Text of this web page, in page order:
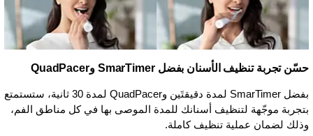
حسّن تجربة تنظيف الأسنان بفضل SmarTimer وQuadPacer
بفضل SmarTimer لمدة دقيقتَين وQuadPacer لمدة 30 ثانية، ستستمتع
بتجربة موجّهة لتنظيف أسنانك للمدة الموصى بها في كل مناطق الفم،
وذلك لضمان عملية تنظيف كاملة.